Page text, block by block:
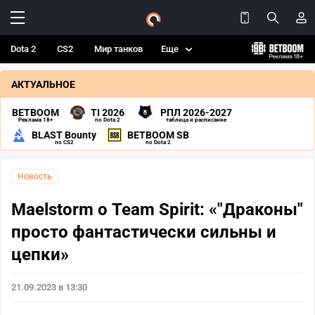
Dota 2 CS2 Мир танков Еще
АКТУАЛЬНОЕ
BETBOOM
Реклама 18+
TI 2026
по Dota 2
РПЛ 2026-2027
таблица и расписание
BLAST Bounty
по CS2
BETBOOM SB
по Dota 2
Новость
Maelstorm о Team Spirit: «"Драконы"
просто фантастически сильны и
цепки»
21.09.2023 в 13:30